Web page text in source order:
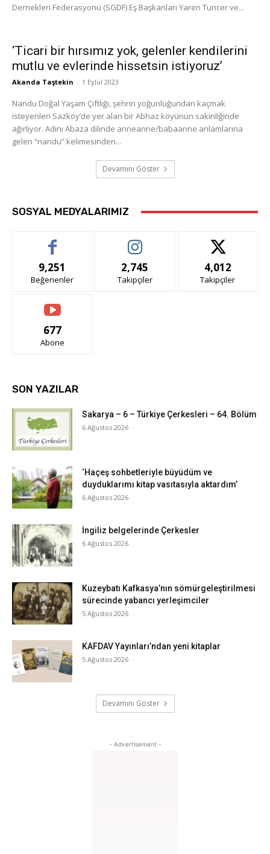
Dernekleri Federasyonu (SGDF) Eş Başkanları Yaren Tuncer ve...
‘Ticari bir hırsımız yok, gelenler kendilerini
mutlu ve evlerinde hissetsin istiyoruz’
Akanda Taştekin - 1 Eylül 2023
Nandu Doğal Yaşam Çiftliği, şehrin yoğunluğundan kaçmak
isteyenleri Sazköy’de yer alan bir Abhaz köyünün sakinliğinde
ağırlıyor. Adını Abaza dilinde anneanne/babaanne anlamlarına
gelen “nandu” kelimesinden...
Devamını Göster
SOSYAL MEDYALARIMIZ
9,251
Beğenenler
2,745
Takipçiler
4,012
Takipçiler
677
Abone
SON YAZILAR
Sakarya – 6 – Türkiye Çerkesleri – 64. Bölüm
6 Ağustos 2026
‘Haçeş sohbetleriyle büyüdüm ve
duyduklarımı kitap vasıtasıyla aktardım’
6 Ağustos 2026
İngiliz belgelerinde Çerkesler
6 Ağustos 2026
Kuzeybatı Kafkasya’nın sömürgeleştirilmesi
sürecinde yabancı yerleşimciler
5 Ağustos 2026
KAFDAV Yayınları’ndan yeni kitaplar
5 Ağustos 2026
Devamını Göster
- Advertisement -